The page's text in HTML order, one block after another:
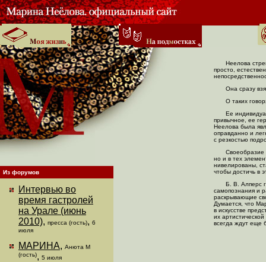
Из форумов
Интервью во
время гастролей
на Урале (июнь
2010), пресса (гость), 6
июля
МАРИНА, Анюта М
(гость), 5 июля
Неелова
просто,
Она сразу
О таких
Ее
привычное, ее
Неелова была
оправданно и
с резкостью
Своеобразие
но и в тех
нивелированы,
чтобы достичь в
Б. В. Алперс
самопознания и
раскрывающие
Думается, что
в искусстве
их
всегда ждут еще